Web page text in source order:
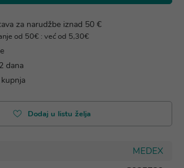
za narudžbe iznad 50 €
od 50€ : već od 5,30€
dana
Dodaj u listu želja
MEDEX